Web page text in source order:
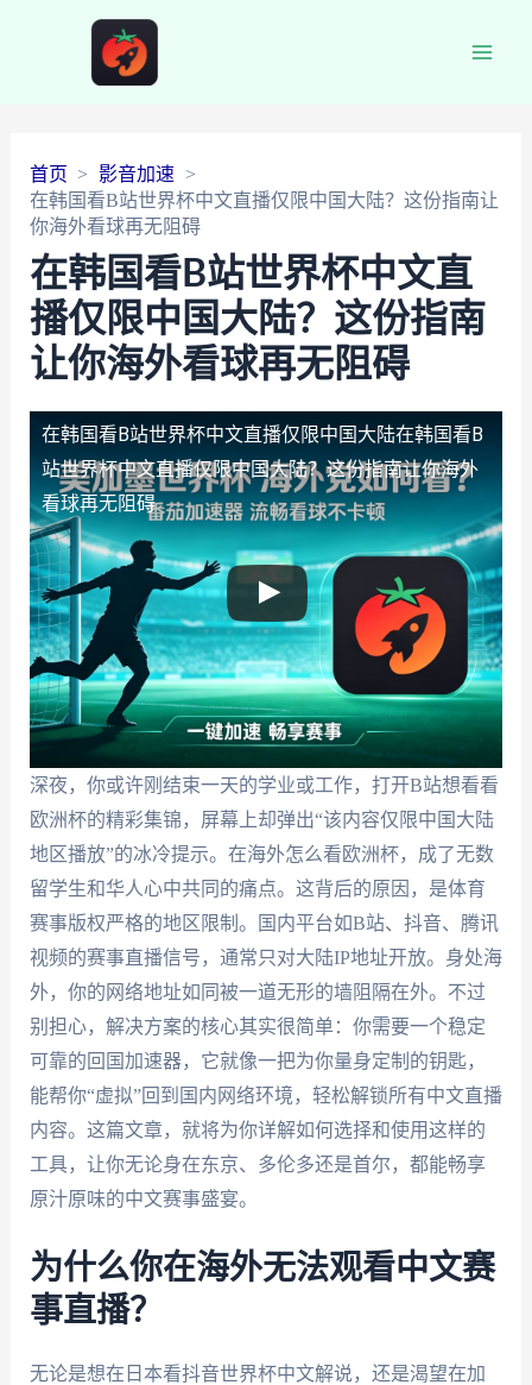
首页
影音加速
在韩国看B站世界杯中文直播仅限中国大陆？这份指南让
你海外看球再无阻碍
在韩国看B站世界杯中文直
播仅限中国大陆？这份指南
让你海外看球再无阻碍
在韩国看B站世界杯中文直播仅限中国大陆在韩国看B
站世界杯中文直播仅限中国大陆？这份指南让你海外
看球再无阻碍
深夜，你或许刚结束一天的学业或工作，打开B站想看看
欧洲杯的精彩集锦，屏幕上却弹出“该内容仅限中国大陆
地区播放”的冰冷提示。在海外怎么看欧洲杯，成了无数
留学生和华人心中共同的痛点。这背后的原因，是体育
赛事版权严格的地区限制。国内平台如B站、抖音、腾讯
视频的赛事直播信号，通常只对大陆IP地址开放。身处海
外，你的网络地址如同被一道无形的墙阻隔在外。不过
别担心，解决方案的核心其实很简单：你需要一个稳定
可靠的回国加速器，它就像一把为你量身定制的钥匙，
能帮你“虚拟”回到国内网络环境，轻松解锁所有中文直播
内容。这篇文章，就将为你详解如何选择和使用这样的
工具，让你无论身在东京、多伦多还是首尔，都能畅享
原汁原味的中文赛事盛宴。
为什么你在海外无法观看中文赛
事直播？
无论是想在日本看抖音世界杯中文解说，还是渴望在加